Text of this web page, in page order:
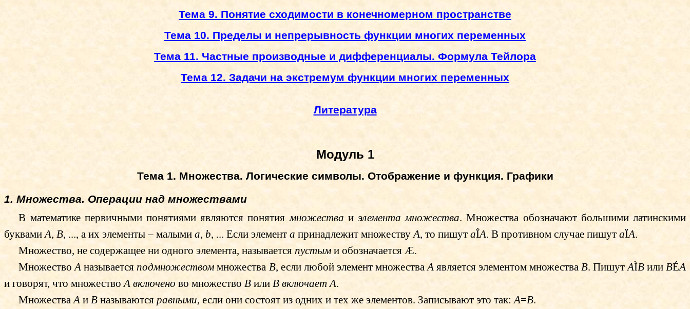
Тема 9. Понятие сходимости в конечномерном пространстве
Тема 10. Пределы и непрерывность функции многих переменных
Тема 11. Частные производные и дифференциалы. Формула Тейлора
Тема 12. Задачи на экстремум функции многих переменных
Литература
Модуль 1
Тема 1. Множества. Логические символы. Отображение и функция. Графики
1. Множества. Операции над множествами
В математике первичными понятиями являются понятиямножества и элемента множества. Множества обозначают большими латинскими
буквамиA, B, ..., а их элементы – малыми a, b, ... Если элемент a принадлежит множествуA, то пишут aÎA. В противном случае пишут aÏA.
Множество, не содержащее ни одного элемента, называетсяпустым и обозначаетсяÆ.
МножествоA называетсяподмножеством множества B, если любой элемент множестваA является элементом множества B. ПишутAÌBилиBÉA
и говорят, что множествоA включено во множество B или B включает A.
МножестваA иB называютсяравными, если они состоят из одних и тех же элементов. Записывают это так:A=B.